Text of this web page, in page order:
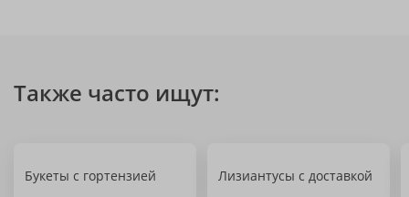
Также часто ищут:
Букеты с гортензией Лизиантусы с доставкой